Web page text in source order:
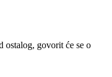
ostalog, govorit će se o